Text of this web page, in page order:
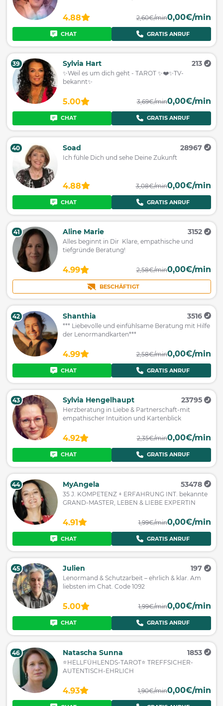
4.88 2,60€/min0,00€/min
CHAT GRATIS ANRUF
39 Sylvia Hart 213
✨Weil es um dich geht - TAROT ✨❤️✨TV-
bekannt✨
5.00 3,69€/min0,00€/min
CHAT GRATIS ANRUF
40 Soad 28967
Ich fühle Dich und sehe Deine Zukunft
4.88 3,08€/min0,00€/min
CHAT GRATIS ANRUF
41 Aline Marie 3152
Alles beginnt in Dir Klare, empathische und
tiefgründe Beratung!
4.99 2,58€/min0,00€/min
BESCHÄFTIGT
42 Shanthia 3516
*** Liebevolle und einfühlsame Beratung mit Hilfe
der Lenormandkarten***
4.99 2,58€/min0,00€/min
CHAT GRATIS ANRUF
43 Sylvia Hengelhaupt 23795
Herzberatung in Liebe & Partnerschaft-mit
empathischer Intuition und Kartenblick
4.92 2,35€/min0,00€/min
CHAT GRATIS ANRUF
44 MyAngela 53478
35 J. KOMPETENZ + ERFAHRUNG INT. bekannte
GRAND-MASTER, LEBEN & LIEBE EXPERTIN
4.91 1,99€/min0,00€/min
CHAT GRATIS ANRUF
45 Julien 197
Lenormand & Schutzarbeit – ehrlich & klar. Am
liebsten im Chat. Code 1092
5.00 1,99€/min0,00€/min
CHAT GRATIS ANRUF
46 Natascha Sunna 1853
⭐HELLFÜHLENDS-TAROT⭐ TREFFSICHER-
AUTENTISCH-EHRLICH
4.93 1,90€/min0,00€/min